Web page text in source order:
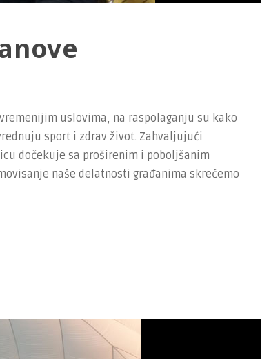
uslovima, na raspolaganju su kako
sport i zdrav život. Zahvaljujući
dočekuje sa proširenim i poboljšanim
naše delatnosti građanima skrećemo